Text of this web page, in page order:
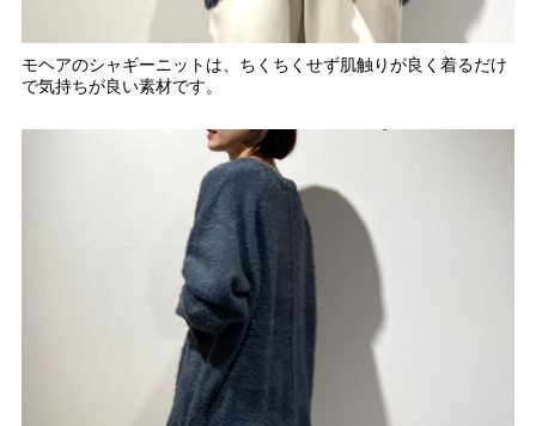
モヘアのシャギーニットは、ちくちくせず肌触りが良く着るだけ
で気持ちが良い素材です。